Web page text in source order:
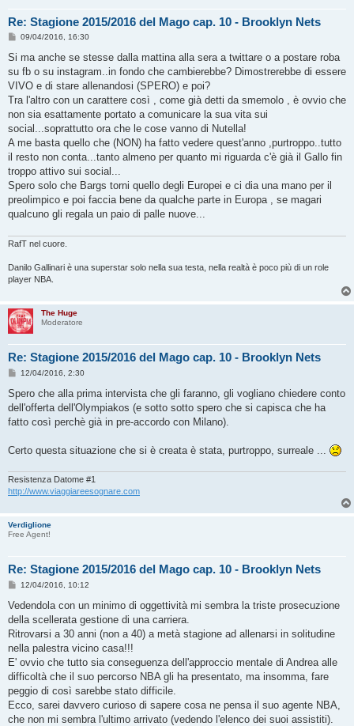
Re: Stagione 2015/2016 del Mago cap. 10 - Brooklyn Nets
M
a
g
i
o
09/04/2016, 16:30
Si ma anche se stesse dalla mattina alla sera a twittare o a postare roba
su fb o su instagram..in fondo che cambierebbe? Dimostrerebbe di essere
VIVO e di stare allenandosi (SPERO) e poi?
Tra l'altro con un carattere così , come già detti da smemolo , è ovvio che
non sia esattamente portato a comunicare la sua vita sui
social...soprattutto ora che le cose vanno di Nutella!
A me basta quello che (NON) ha fatto vedere quest'anno ,purtroppo..tutto
il resto non conta...tanto almeno per quanto mi riguarda c'è già il Gallo fin
troppo attivo sui social...
Spero solo che Bargs torni quello degli Europei e ci dia una mano per il
preolimpico e poi faccia bene da qualche parte in Europa , se magari
qualcuno gli regala un paio di palle nuove...
RafT nel cuore.
Danilo Gallinari è una superstar solo nella sua testa, nella realtà è poco più di un role
player NBA.
The Huge
Moderatore
Re: Stagione 2015/2016 del Mago cap. 10 - Brooklyn Nets
M
s
a
g
o
12/04/2016, 2:30
Spero che alla prima intervista che gli faranno, gli vogliano chiedere conto
dell'offerta dell'Olympiakos (e sotto sotto spero che si capisca che ha
fatto così perchè già in pre-accordo con Milano).
Certo questa situazione che si è creata è stata, purtroppo, surreale ...
Resistenza Datome #1
http://www.viaggiareesognare.com
Verdiglione
Free Agent!
Re: Stagione 2015/2016 del Mago cap. 10 - Brooklyn Nets
M
s
a
g
i
o
12/04/2016, 10:12
Vedendola con un minimo di oggettività mi sembra la triste prosecuzione
della scellerata gestione di una carriera.
Ritrovarsi a 30 anni (non a 40) a metà stagione ad allenarsi in solitudine
nella palestra vicino casa!!!
E' ovvio che tutto sia conseguenza dell'approccio mentale di Andrea alle
difficoltà che il suo percorso NBA gli ha presentato, ma insomma, fare
peggio di così sarebbe stato difficile.
Ecco, sarei davvero curioso di sapere cosa ne pensa il suo agente NBA,
che non mi sembra l'ultimo arrivato (vedendo l'elenco dei suoi assistiti).